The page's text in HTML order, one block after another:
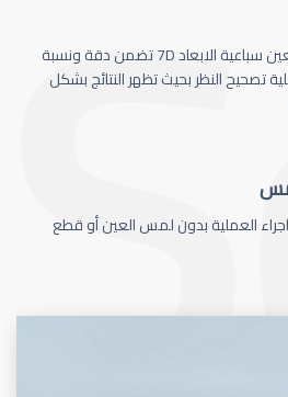
كاميرا تتبع حركة العين سباعية الابعاد 7D تضمن دقة ونسبة
تصحيح النظر بحيث تظهر النتائج بشكل
العملية بدون لمس العين أو قطع